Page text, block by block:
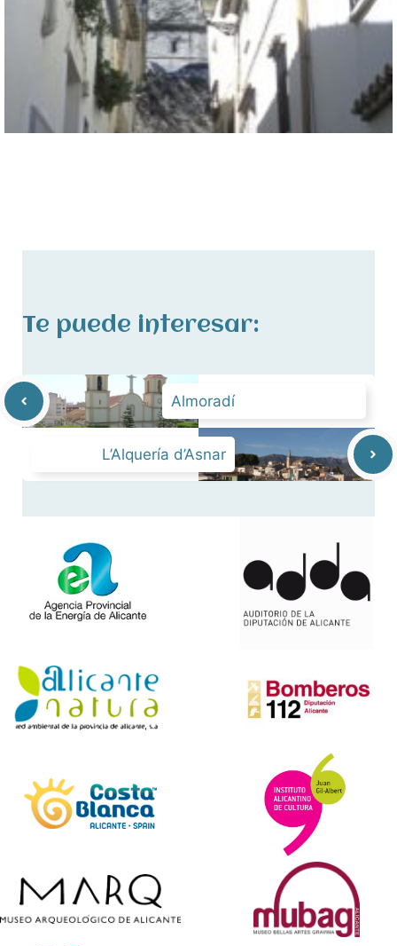
Te puede interesar:
Almoradí
L’Alquería d’Asnar